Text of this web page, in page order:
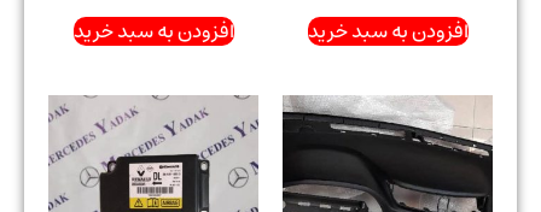
افزودن به سبد خرید افزودن به سبد خرید